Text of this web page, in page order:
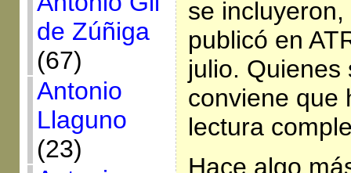
de Zúñiga
(67)
Antonio
Llaguno
(23)
se
publicó en
julio. Quienes
conviene que
lectura
Hace algo